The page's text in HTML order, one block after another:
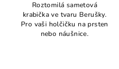
Roztomilá sametová
krabička ve tvaru Berušky.
Pro vaši holčičku na prsten
nebo náušnice.